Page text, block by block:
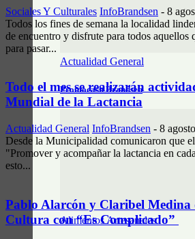
Actualidad General
Prontocash Brandsen
Alimentos Artesanales
Sociales Y Culturales InfoBrandsen - 8
Todos los fines de semana la localidad
de encuentro y disfrute para todos aquellos
para pasar...
Todo el mes se realizarán
Mundial de la Lactancia
Actualidad General InfoBrandsen - 8
Desde la Municipalidad comunicaron que
"Promover y acompañar la lactancia en
esto...
Pablo Alarcón y Claribel Medina
Cultura con “Es Complicado”